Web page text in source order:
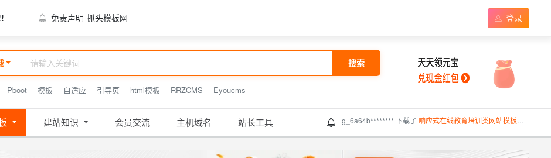
免责声明-抓头模板网 登录
搜索
Pboot 模板 自适应 引导页 html模板 RRZCMS Eyoucms
建站知识 会员交流 主机域名 站长工具 g_6a64b******** 下载了 响应式在线教育培训类网站模板（响应式）